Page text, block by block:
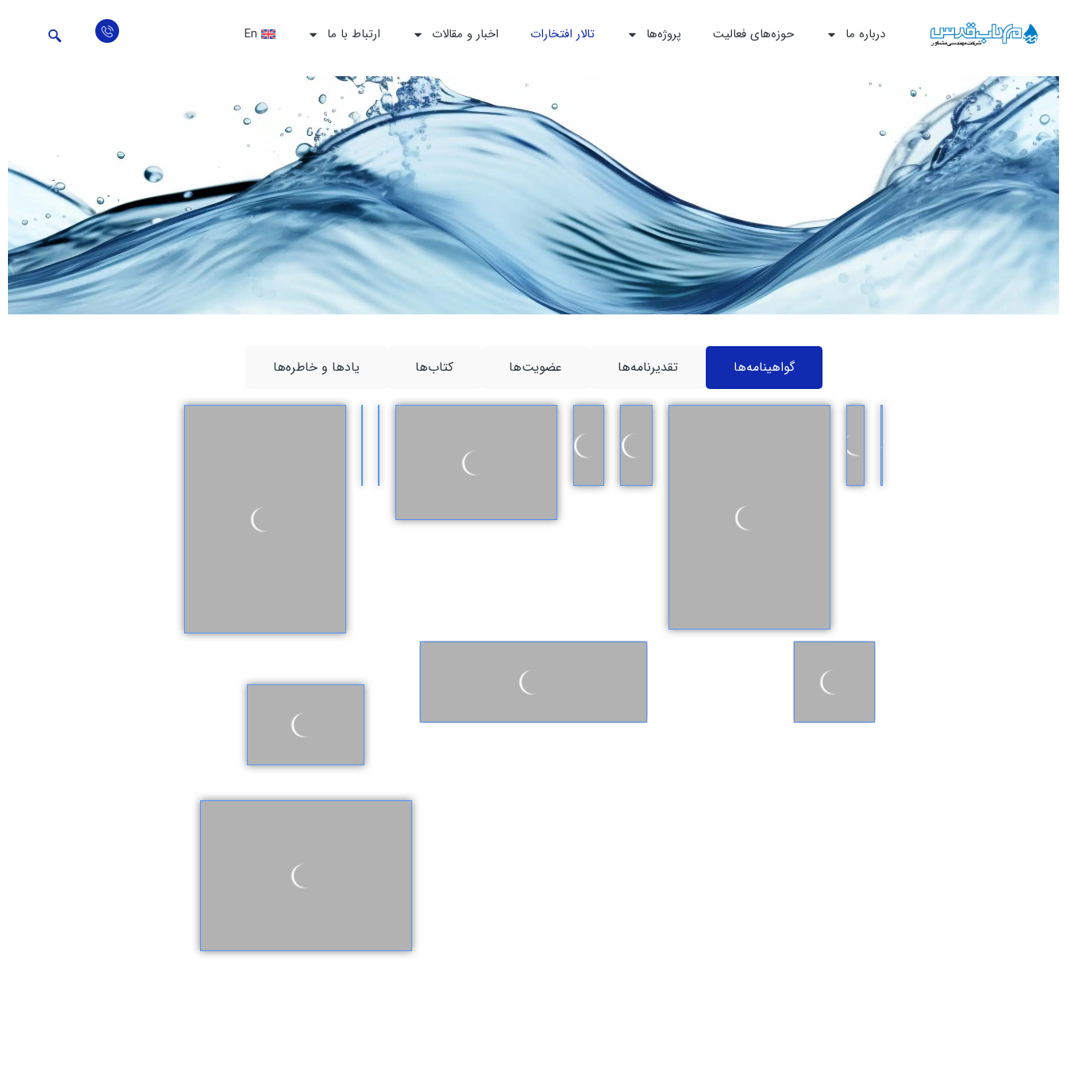
درباره ما حوزه‌‌های فعالیت پروژه‌ها تالار افتخارات اخبار و مقالات ارتباط با ما En
گواهینامه‌ها تقدیرنامه‌ها عضویت‌ها کتاب‌ها یادها و خاطره‌ها